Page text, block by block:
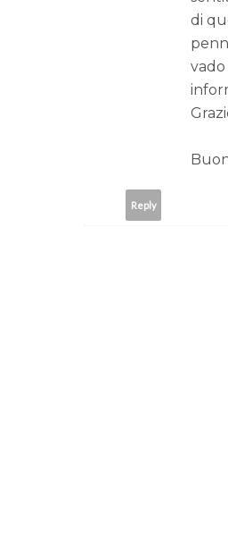
di
vado
Reply